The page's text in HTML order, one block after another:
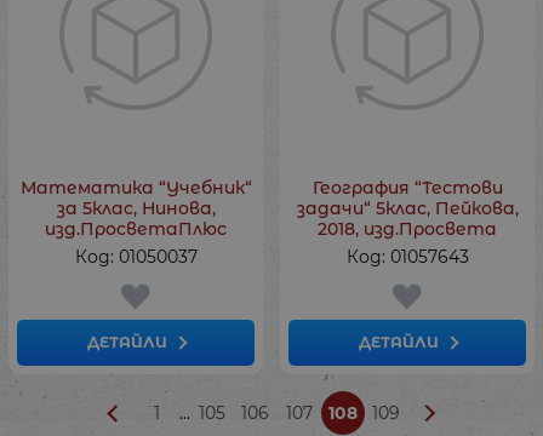
Математика “Учебник“
за 5клас, Нинова,
изд.ПросветаПлюс
Код: 01050037
ДЕТАЙЛИ
География “Тестови
задачи“ 5клас, Пейкова,
2018, изд.Просвета
Код: 01057643
ДЕТАЙЛИ
1 ... 105 106 107 108 109